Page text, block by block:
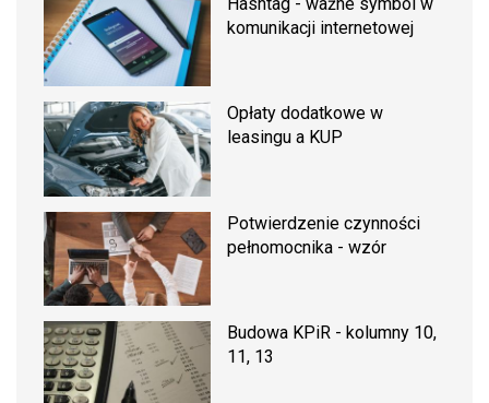
komunikacji internetowej
Opłaty dodatkowe w
leasingu a KUP
Potwierdzenie czynności
pełnomocnika - wzór
Budowa KPiR - kolumny 10,
11, 13